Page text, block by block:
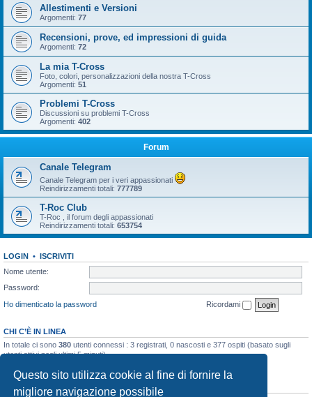
Questo sito utilizza cookie al fine di fornire la
migliore navigazione possibile
Allestimenti e Versioni
Argomenti: 77
Recensioni, prove, ed impressioni di guida
Argomenti: 72
La mia T-Cross
Foto, colori, personalizzazioni della nostra T-Cross
Argomenti: 51
Problemi T-Cross
Discussioni su problemi T-Cross
Argomenti: 402
Forum
Canale Telegram
Canale Telegram per i veri appassionati
Reindirizzamenti totali: 777789
T-Roc Club
T-Roc , il forum degli appassionati
Reindirizzamenti totali: 653754
LOGIN • ISCRIVITI
Nome utente:
Password:
Ho dimenticato la password
Ricordami
CHI C’È IN LINEA
In totale ci sono 380 utenti connessi : 3 registrati, 0 nascosti e 377 ospiti (basato sugli
utenti attivi negli ultimi 5 minuti)
STATISTICHE